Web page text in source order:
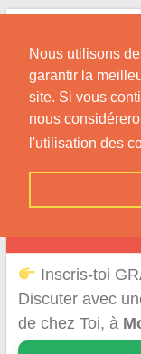
Nous utilisons
garantir la
site. Si vous
nous
l'utilisation des
Skip
content
Nos Conseils pour
Originaire de Chine !
Inscris-toi
Discuter avec
de chez Toi, à